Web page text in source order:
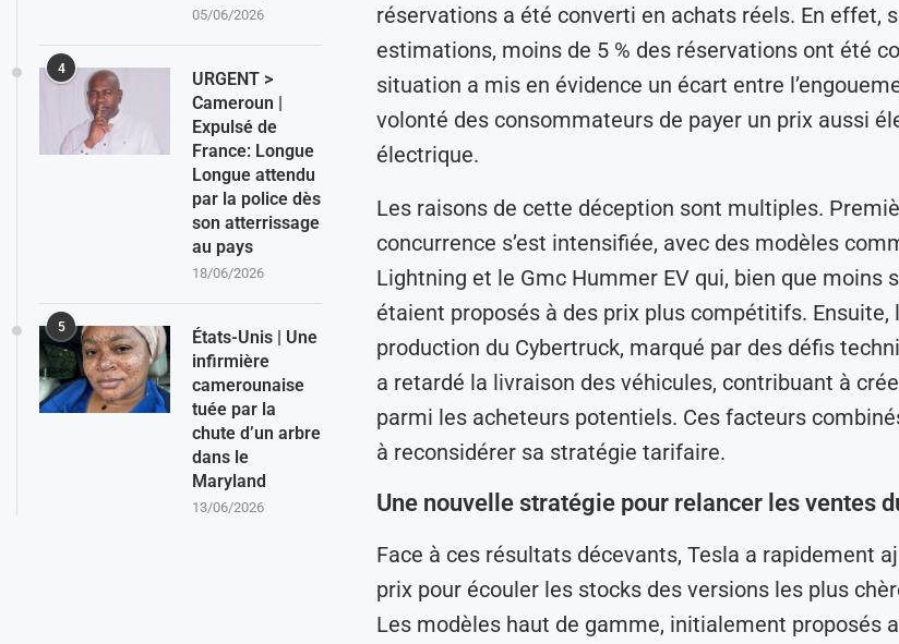
réservations a été converti en achats réels. En effet,
estimations, moins de 5 % des réservations ont été
situation a mis en évidence un écart entre
volonté des consommateurs de payer un prix aussi
électrique.
Les raisons de cette déception sont multiples.
concurrence s’est intensifiée, avec des modèles
Lightning et le Gmc Hummer EV qui, bien que moins
étaient proposés à des prix plus compétitifs. Ensuite,
production du Cybertruck, marqué par des défis
a retardé la livraison des véhicules, contribuant à
parmi les acheteurs potentiels. Ces facteurs
à reconsidérer sa stratégie tarifaire.
Une nouvelle stratégie pour relancer les ventes
Face à ces résultats décevants, Tesla a rapidement
prix pour écouler les stocks des versions les plus
Les modèles haut de gamme, initialement proposés
05/06/2026
4
URGENT >
Cameroun |
Expulsé de
France: Longue
Longue attendu
par la police dès
son atterrissage
au pays
18/06/2026
5
États-Unis | Une
infirmière
camerounaise
tuée par la
chute d’un arbre
dans le
Maryland
13/06/2026